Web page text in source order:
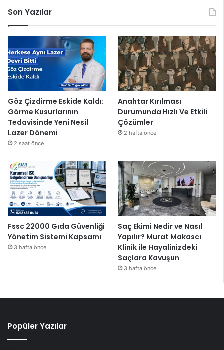
Son Yazılar
Göz Çizdirme Eskide Kaldı:
Görme Kusurlarının
Tedavisinde Yeni Nesil
Lazer Dönemi
2 saat önce
Anahtar Kırılması
Durumunda Hızlı Ve Etkili
Çözümler
2 hafta önce
Fssc 22000 Gıda Güvenliği
Yönetim Sistemi Kapsamı
3 hafta önce
Saç Ekimi Nedir ve Nasıl
Yapılır? Murat Makascı
Klinik ile Hayalinizdeki
Saçlara Kavuşun
3 hafta önce
Popüler Yazılar